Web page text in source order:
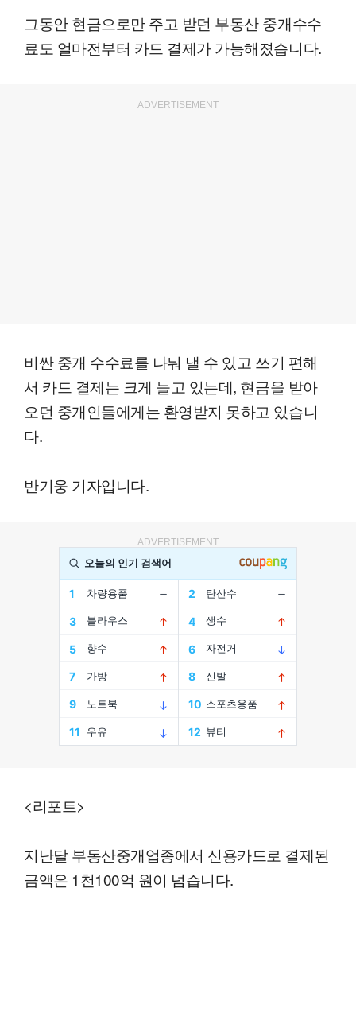
그동안 현금으로만 주고 받던 부동산 중개수수
료도 얼마전부터 카드 결제가 가능해졌습니다.
ADVERTISEMENT
비싼 중개 수수료를 나눠 낼 수 있고 쓰기 편해
서 카드 결제는 크게 늘고 있는데, 현금을 받아
오던 중개인들에게는 환영받지 못하고 있습니
다.
반기웅 기자입니다.
ADVERTISEMENT
<리포트>
지난달 부동산중개업종에서 신용카드로 결제된
금액은 1천100억 원이 넘습니다.